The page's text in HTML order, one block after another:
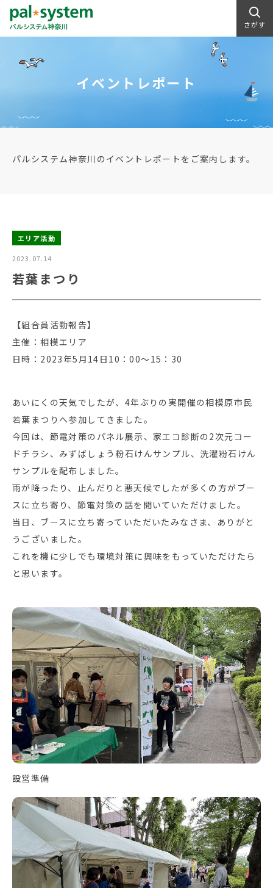
さがす
イベントレポート
パルシステム神奈川のイベントレポートをご案内します。
エリア活動
2023.07.14
若葉まつり
【組合員活動報告】
主催：相模エリア
日時：2023年5月14日10：00～15：30
あいにくの天気でしたが、4年ぶりの実開催の相模原市民
若葉まつりへ参加してきました。
今回は、節電対策のパネル展示、家エコ診断の2次元コー
ドチラシ、みずばしょう粉石けんサンプル、洗濯粉石けん
サンプルを配布しました。
雨が降ったり、止んだりと悪天候でしたが多くの方がブー
スに立ち寄り、節電対策の話を聞いていただけました。
当日、ブースに立ち寄っていただいたみなさま、ありがと
うございました。
これを機に少しでも環境対策に興味をもっていただけたら
と思います。
設営準備